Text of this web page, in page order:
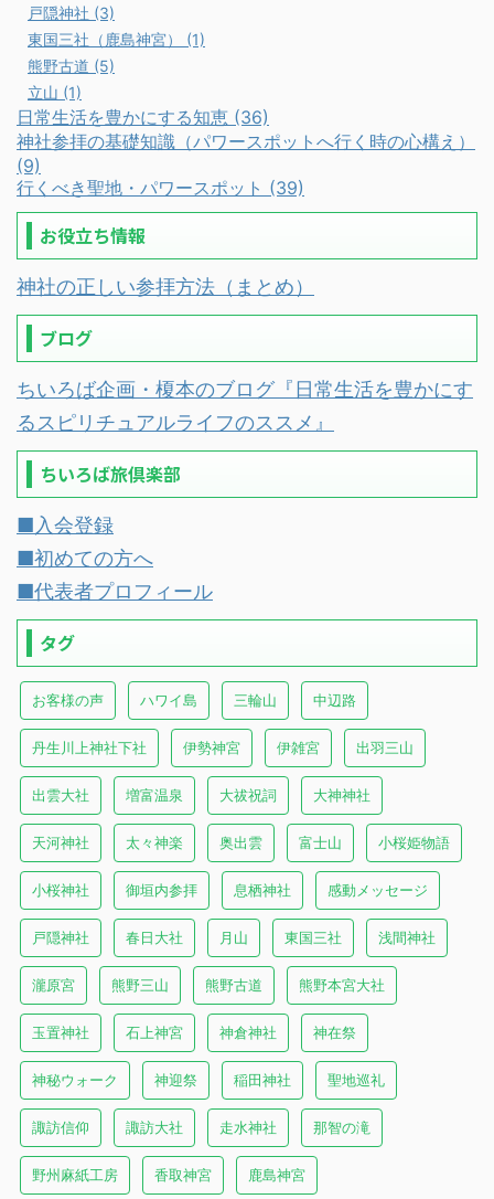
戸隠神社 (3)
東国三社（鹿島神宮） (1)
熊野古道 (5)
立山 (1)
日常生活を豊かにする知恵 (36)
神社参拝の基礎知識（パワースポットへ行く時の心構え）
(9)
行くべき聖地・パワースポット (39)
お役立ち情報
神社の正しい参拝方法（まとめ）
ブログ
ちいろば企画・榎本のブログ『日常生活を豊かにす
るスピリチュアルライフのススメ』
ちいろば旅倶楽部
■入会登録
■初めての方へ
■代表者プロフィール
タグ
お客様の声 ハワイ島 三輪山 中辺路
丹生川上神社下社 伊勢神宮 伊雑宮 出羽三山
出雲大社 増富温泉 大祓祝詞 大神神社
天河神社 太々神楽 奥出雲 富士山 小桜姫物語
小桜神社 御垣内参拝 息栖神社 感動メッセージ
戸隠神社 春日大社 月山 東国三社 浅間神社
瀧原宮 熊野三山 熊野古道 熊野本宮大社
玉置神社 石上神宮 神倉神社 神在祭
神秘ウォーク 神迎祭 稲田神社 聖地巡礼
諏訪信仰 諏訪大社 走水神社 那智の滝
野州麻紙工房 香取神宮 鹿島神宮